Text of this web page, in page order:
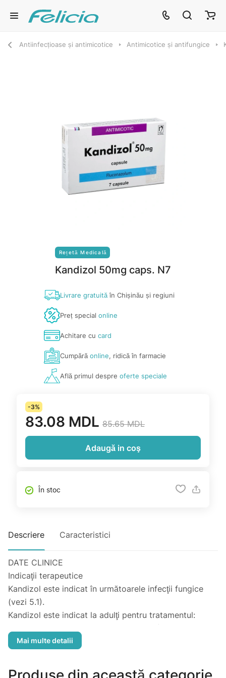
Antiinfecțioase și antimicotice Antimicotice și antifungice
Rețetă Medicală
Kandizol 50mg caps. N7
Livrare gratuităîn Chișinău și regiuni
Preț special online
Achitare cu card
Cumpărăonline, ridică în farmacie
Află primul despre oferte speciale
-3%
83.08 MDL 85.65 MDL
Adaugă in coş
În stoc
Descriere Caracteristici
DATE CLINICE
Indicaţii terapeutice
Kandizol este indicat în următoarele infecţii fungice
(vezi 5.1).
Kandizol este indicat la adulţi pentru tratamentul:
 coccidiodomicozei (vezi pct. 4.4);
 candidozei mucoaselor, inclusiv candidozei